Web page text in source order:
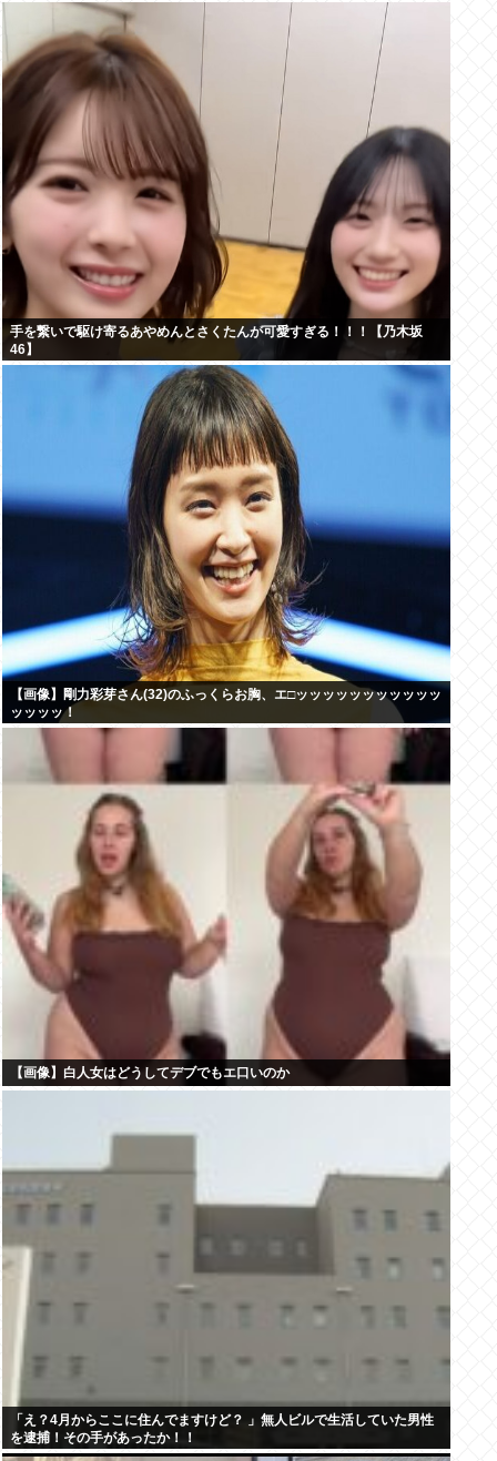
手を繋いで駆け寄るあやめんとさくたんが可愛すぎる！！！【乃木坂
46】
【画像】剛力彩芽さん(32)のふっくらお胸、エ□ッッッッッッッッッッッ
ッッッッ！
【画像】白人女はどうしてデブでもエ口いのか
「え？4月からここに住んでますけど？ 」無人ビルで生活していた男性
を逮捕！その手があったか！！